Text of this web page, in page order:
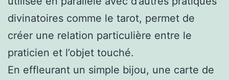
divinatoires comme le tarot, permet de
créer une relation particulière entre le
praticien et l’objet touché.
En effleurant un simple bijou, une carte de